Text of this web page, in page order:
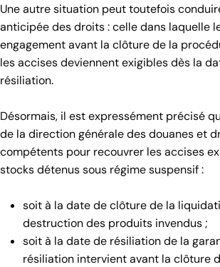
Une autre situation peut toutefois
anticipée des droits : celle dans laquelle
engagement avant la clôture de la
les accises deviennent exigibles dès la
résiliation.
Désormais, il est expressément précisé
de la direction générale des douanes et
compétents pour recouvrer les accises
stocks détenus sous régime suspensif :
soit à la date de clôture de la
destruction des produits invendus ;
soit à la date de résiliation de la
résiliation intervient avant la clôture